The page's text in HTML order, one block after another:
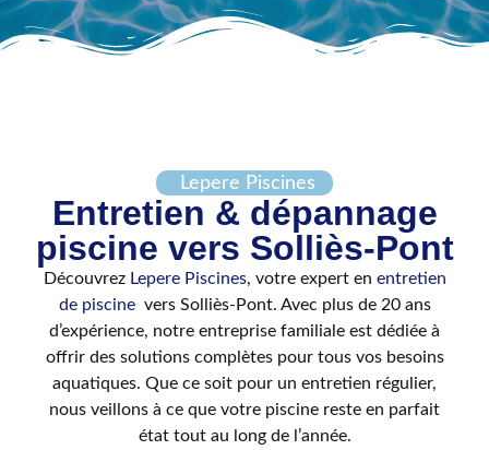
Lepere Piscines
Entretien & dépannage
piscine vers Solliès-Pont
Découvrez Lepere Piscines, votre expert en entretien
de piscinevers Solliès-Pont. Avec plus de 20 ans
d’expérience, notre entreprise familiale est dédiée à
offrir des solutions complètes pour tous vos besoins
aquatiques. Que ce soit pour un entretien régulier,
nous veillons à ce que votre piscine reste en parfait
état tout au long de l’année.